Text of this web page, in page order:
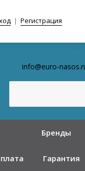
| Регистрация
info@euro-
Бренды
Гарантия